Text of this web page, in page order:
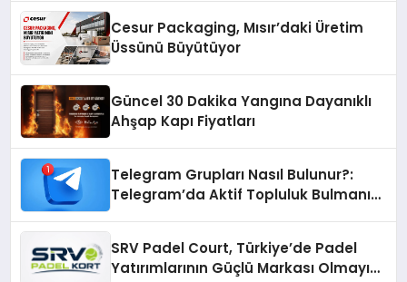
Cesur Packaging, Mısır’daki Üretim
Üssünü Büyütüyor
Güncel 30 Dakika Yangına Dayanıklı
Ahşap Kapı Fiyatları
Telegram Grupları Nasıl Bulunur?:
Telegram’da Aktif Topluluk Bulmanın
SRV Padel Court, Türkiye’de Padel
Yatırımlarının Güçlü Markası Olmayı